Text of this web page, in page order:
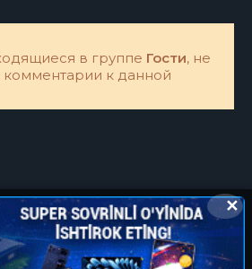
в группе Гости, не
комментарии к данной
✕